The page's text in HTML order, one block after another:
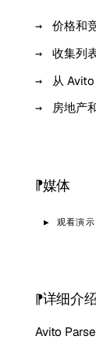
价格和
收集列
从
房地产
媒体
▶ 观看演示
详细介
Avito